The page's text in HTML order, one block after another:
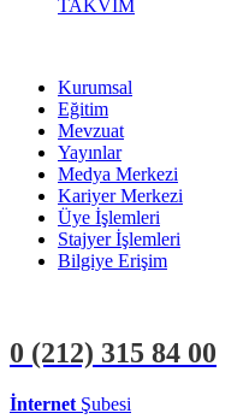
TAKVİM
Kurumsal
Eğitim
Mevzuat
Yayınlar
Medya Merkezi
Kariyer Merkezi
Üye İşlemleri
Stajyer İşlemleri
Bilgiye Erişim
0 (212) 315 84 00
İnternet Şubesi